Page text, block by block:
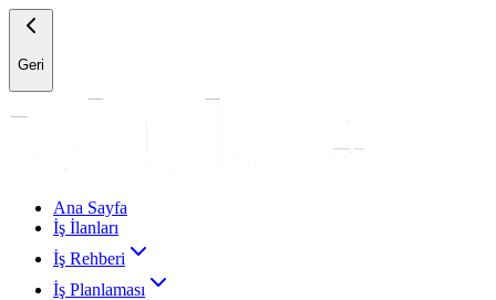
Geri
Ana Sayfa
İş İlanları
İş Rehberi
İş Planlaması